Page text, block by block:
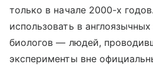
только в начале 2000-х
использовать в
биологов — людей,
эксперименты вне